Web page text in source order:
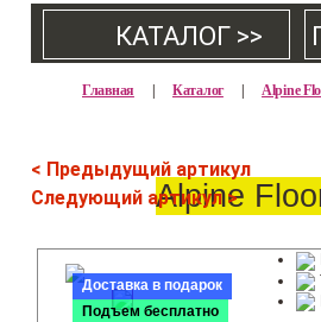
КАТАЛОГ >>
Главная Каталог Alpine
< Предыдущий артикул
Следующий артикул >
Alpine
Доставка в подарок
Подъем бесплатно